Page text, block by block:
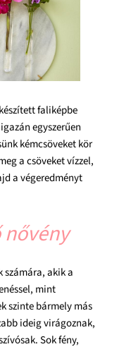
faliképbe
egyszerűen
kémcsöveket kör
a csöveket vízzel,
a végeredményt
számára, akik a
mint
szinte bármely más
ideig virágoznak,
Sok fény,